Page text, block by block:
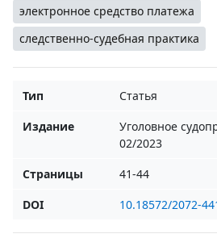
электронное средство платежа
следственно-судебная практика
Тип
Статья
Издание
Уголовное
02/2023
Страницы
41-44
DOI
10.18572/2072-